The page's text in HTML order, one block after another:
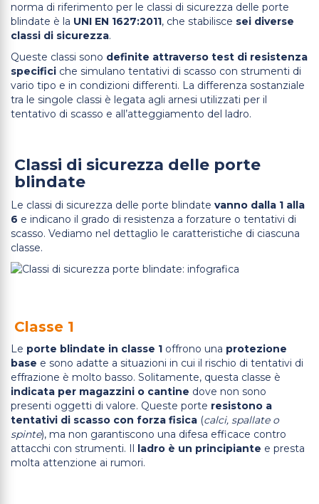
norma di riferimento per le classi di sicurezza delle porte
blindate è la UNI EN 1627:2011, che stabilisce sei diverse
classi di sicurezza.
Queste classi sono definite attraverso test di resistenza
specifici che simulano tentativi di scasso con strumenti di
vario tipo e in condizioni differenti. La differenza sostanziale
tra le singole classi è legata agli arnesi utilizzati per il
tentativo di scasso e all’atteggiamento del ladro.
Classi di sicurezza delle porte
blindate
Le classi di sicurezza delle porte blindate vanno dalla 1 alla
6 e indicano il grado di resistenza a forzature o tentativi di
scasso. Vediamo nel dettaglio le caratteristiche di ciascuna
classe.
Classe 1
Le porte blindate in classe 1 offrono una protezione
base e sono adatte a situazioni in cui il rischio di tentativi di
effrazione è molto basso. Solitamente, questa classe è
indicata per magazzini o cantine dove non sono
presenti oggetti di valore. Queste porte resistono a
tentativi di scasso con forza fisica (calci, spallate o
spinte), ma non garantiscono una difesa efficace contro
attacchi con strumenti. Il ladro è un principiante e presta
molta attenzione ai rumori.